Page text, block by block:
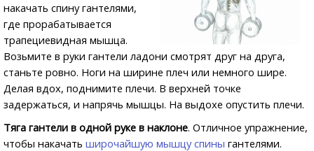
накачать спину гантелями,
где прорабатывается
трапециевидная мышца.
Возьмите в руки гантели ладони смотрят друг на друга,
станьте ровно. Ноги на ширине плеч или немного шире.
Делая вдох, поднимите плечи. В верхней точке
задержаться, и напрячь мышцы. На выдохе опустить плечи.
Тяга гантели в одной руке в наклоне. Отличное упражнение,
чтобы накачать широчайшую мышцу спины гантелями.